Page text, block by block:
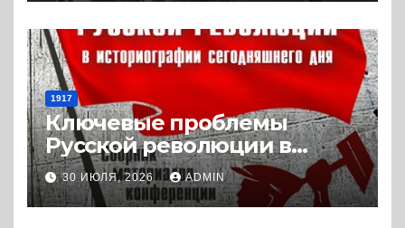
1917
Ключевые проблемы
Русской революции в
историографии
сегодняшнего дня (2024) *
Книга
30 ИЮЛЯ, 2026 ADMIN